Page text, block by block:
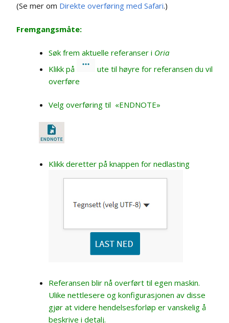
(Se mer om Direkte overføring med Safari.)
Fremgangsmåte:
Søk frem aktuelle referanser i Oria
Klikk på
ute til høyre for referansen du vil
overføre
Velg overføring til «ENDNOTE»
Klikk deretter på knappen for nedlasting
Referansen blir nå overført til egen maskin.
Ulike nettlesere og konfigurasjonen av disse
gjør at videre hendelsesforløp er vanskelig å
beskrive i detalj.